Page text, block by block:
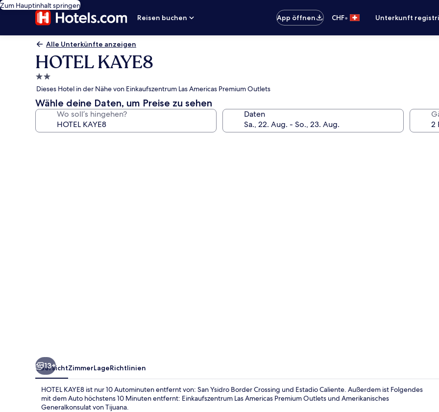
Zum Hauptinhalt springen
Reisen buchen
App öffnen CHF• Unterkunft
Alle Unterkünfte anzeigen
HOTEL KAYE8
2.0-
Sterne-
Unterkunft
Dieses Hotel in der Nähe von Einkaufszentrum Las Americas Premium Outlets
Wähle deine Daten, um Preise zu sehen
Wo soll’s hingehen? Daten
13+
ÜbersichtZimmerLageRichtlinien
HOTEL KAYE8 ist nur 10 Autominuten entfernt von: San Ysidro Border Crossing und Estadio Caliente. Außerdem ist Folgendes
mit dem Auto höchstens 10 Minuten entfernt: Einkaufszentrum Las Americas Premium Outlets und Amerikanisches
Generalkonsulat von Tijuana.